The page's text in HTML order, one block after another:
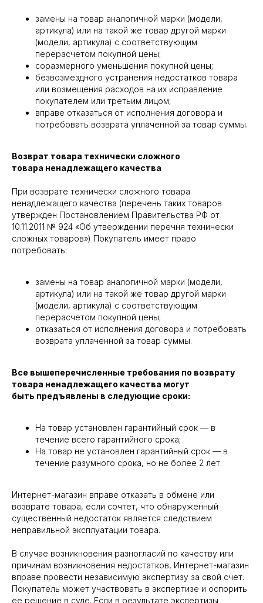
замены на товар аналогичной марки (модели,
артикула) или на такой же товар другой марки
(модели, артикула) с соответствующим
перерасчетом покупной цены;
соразмерного уменьшения покупной цены;
безвозмездного устранения недостатков товара
или возмещения расходов на их исправление
покупателем или третьим лицом;
вправе отказаться от исполнения договора и
потребовать возврата уплаченной за товар суммы.
Возврат товара технически сложного
товара ненадлежащего качества
При возврате технически сложного товара
ненадлежащего качества (перечень таких товаров
утвержден Постановлением Правительства РФ от
10.11.2011 № 924 «Об утверждении перечня технически
сложных товаров») Покупатель имеет право
потребовать:
замены на товар аналогичной марки (модели,
артикула) или на такой же товар другой марки
(модели, артикула) с соответствующим
перерасчетом покупной цены;
отказаться от исполнения договора и потребовать
возврата уплаченной за товар суммы.
Все вышеперечисленные требования по возврату
товара ненадлежащего качества могут
быть предъявлены в следующие сроки:
На товар установлен гарантийный срок — в
течение всего гарантийного срока;
На товар не установлен гарантийный срок — в
течение разумного срока, но не более 2 лет.
Интернет-магазин вправе отказать в обмене или
возврате товара, если сочтет, что обнаруженный
существенный недостаток является следствием
неправильной эксплуатации товара.
В случае возникновения разногласий по качеству или
причинам возникновения недостатков, Интернет-магазин
вправе провести независимую экспертизу за свой счет.
Покупатель может участвовать в экспертизе и оспорить
ее решение в суде. Если в результате экспертизы